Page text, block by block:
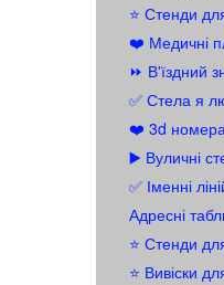
⭐ Стенди
❤️ Медичні
⏩ В'їздний
✅ Стела я
❤️ 3d
▶️ Вуличні
✅ Іменні
Адресні
⭐ Стенди
⭐️ Вивіски